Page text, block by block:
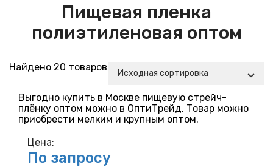
Пищевая пленка
полиэтиленовая оптом
Найдено 20 товаров
Исходная сортировка
Выгодно купить в Москве пищевую стрейч-
плёнку оптом можно в ОптиТрейд. Товар можно
приобрести мелким и крупным оптом.
Цена:
По запросу